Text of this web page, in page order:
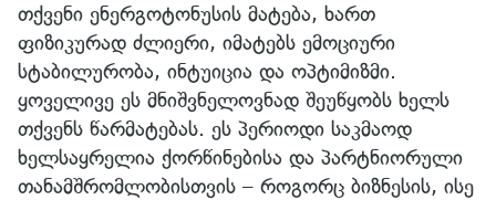
თქვენი ენერგოტონუსის მატება, ხართ
ფიზიკურად ძლიერი, იმატებს ემოციური
სტაბილურობა, ინტუიცია და ოპტიმიზმი.
ყოველივე ეს მნიშვნელოვნად შეუწყობს ხელს
თქვენს წარმატებას. ეს პერიოდი საკმაოდ
ხელსაყრელია ქორწინებისა და პარტნიორული
თანამშრომლობისთვის – როგორც ბიზნესის, ისე